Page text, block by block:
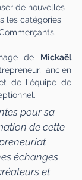
de nouvelles
les catégories
de Mickaël
ancien
de l'équipe de
pour sa
de cette
échanges
et